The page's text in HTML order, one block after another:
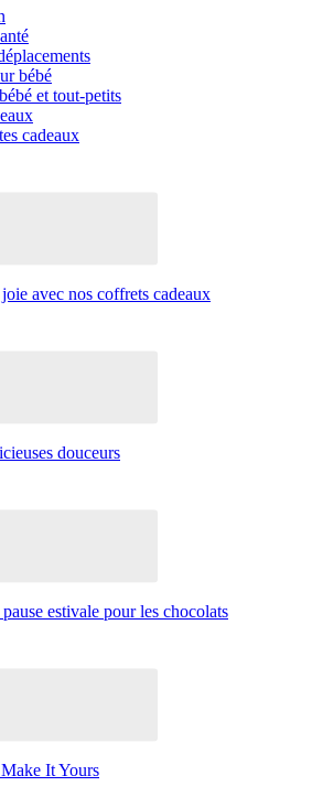
bébé
et tout-petits
cadeaux
avec nos coffrets cadeaux
douceurs
pause estivale pour les chocolats
It Yours